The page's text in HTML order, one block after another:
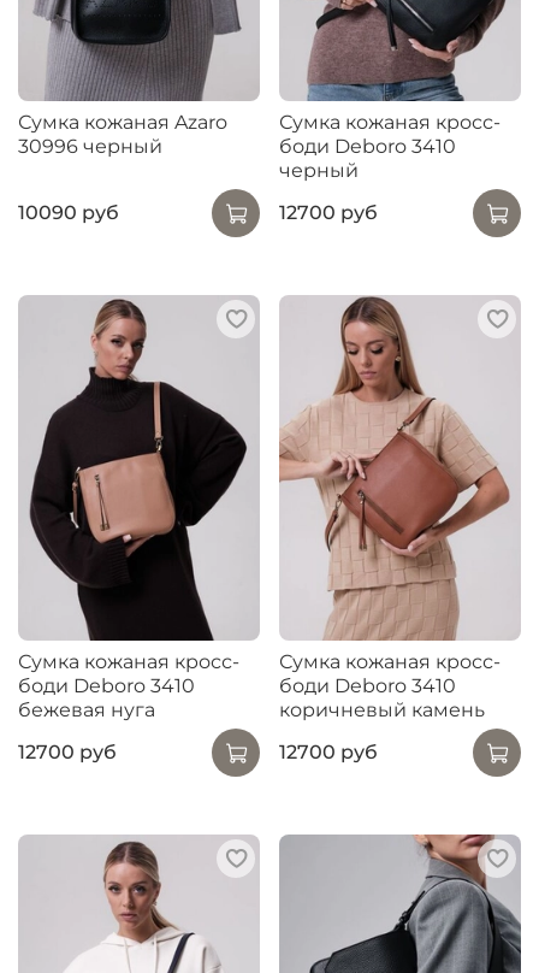
Сумка кожаная Azaro
30996 черный
10090 руб
Сумка кожаная кросс-
боди Deboro 3410
черный
12700 руб
Сумка кожаная кросс-
боди Deboro 3410
бежевая нуга
12700 руб
Сумка кожаная кросс-
боди Deboro 3410
коричневый камень
12700 руб